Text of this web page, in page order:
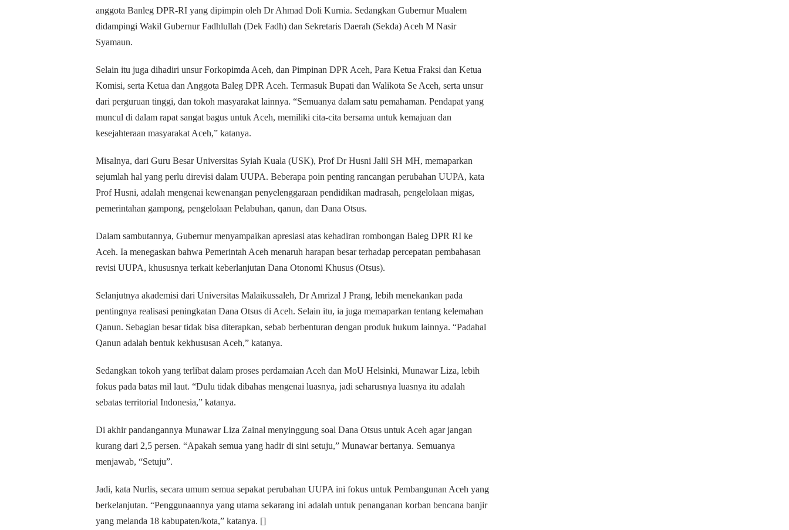
anggota Banleg DPR-RI yang dipimpin oleh Dr Ahmad Doli Kurnia. Sedangkan Gubernur Mualem
didampingi Wakil Gubernur Fadhlullah (Dek Fadh) dan Sekretaris Daerah (Sekda) Aceh M Nasir
Syamaun.
Selain itu juga dihadiri unsur Forkopimda Aceh, dan Pimpinan DPR Aceh, Para Ketua Fraksi dan Ketua
Komisi, serta Ketua dan Anggota Baleg DPR Aceh. Termasuk Bupati dan Walikota Se Aceh, serta unsur
dari perguruan tinggi, dan tokoh masyarakat lainnya. “Semuanya dalam satu pemahaman. Pendapat yang
muncul di dalam rapat sangat bagus untuk Aceh, memiliki cita-cita bersama untuk kemajuan dan
kesejahteraan masyarakat Aceh,” katanya.
Misalnya, dari Guru Besar Universitas Syiah Kuala (USK), Prof Dr Husni Jalil SH MH, memaparkan
sejumlah hal yang perlu direvisi dalam UUPA. Beberapa poin penting rancangan perubahan UUPA, kata
Prof Husni, adalah mengenai kewenangan penyelenggaraan pendidikan madrasah, pengelolaan migas,
pemerintahan gampong, pengelolaan Pelabuhan, qanun, dan Dana Otsus.
‎Dalam sambutannya, Gubernur menyampaikan apresiasi atas kehadiran rombongan Baleg DPR RI ke
Aceh. Ia menegaskan bahwa Pemerintah Aceh menaruh harapan besar terhadap percepatan pembahasan
revisi UUPA, khususnya terkait keberlanjutan Dana Otonomi Khusus (Otsus).
Selanjutnya akademisi dari Universitas Malaikussaleh, Dr Amrizal J Prang, lebih menekankan pada
pentingnya realisasi peningkatan Dana Otsus di Aceh. Selain itu, ia juga memaparkan tentang kelemahan
Qanun. Sebagian besar tidak bisa diterapkan, sebab berbenturan dengan produk hukum lainnya. “Padahal
Qanun adalah bentuk kekhususan Aceh,” katanya.
Sedangkan tokoh yang terlibat dalam proses perdamaian Aceh dan MoU Helsinki, Munawar Liza, lebih
fokus pada batas mil laut. “Dulu tidak dibahas mengenai luasnya, jadi seharusnya luasnya itu adalah
sebatas territorial Indonesia,” katanya.
Di akhir pandangannya Munawar Liza Zainal menyinggung soal Dana Otsus untuk Aceh agar jangan
kurang dari 2,5 persen. “Apakah semua yang hadir di sini setuju,” Munawar bertanya. Semuanya
menjawab, “Setuju”.
Jadi, kata Nurlis, secara umum semua sepakat perubahan UUPA ini fokus untuk Pembangunan Aceh yang
berkelanjutan. “Penggunaannya yang utama sekarang ini adalah untuk penanganan korban bencana banjir
yang melanda 18 kabupaten/kota,” katanya. []